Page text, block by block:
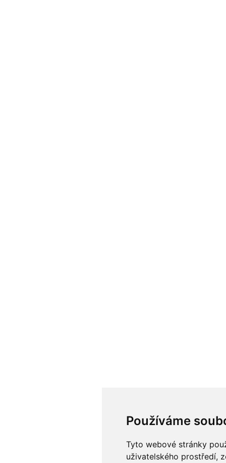
Používáme
Tyto webové stránky
uživatelského prostředí,